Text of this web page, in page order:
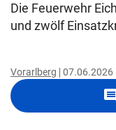
Die Feuerwehr
und zwölf
Vorarlberg 07.06.2026